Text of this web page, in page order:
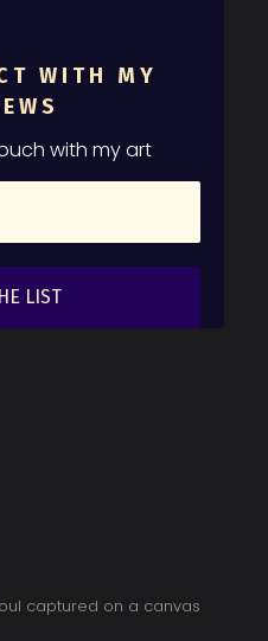
WITH MY
with my art
captured on a canvas